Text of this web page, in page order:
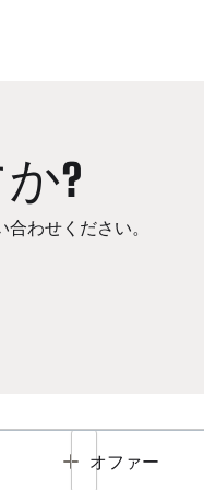
?
わせください。
Toggle
オファー